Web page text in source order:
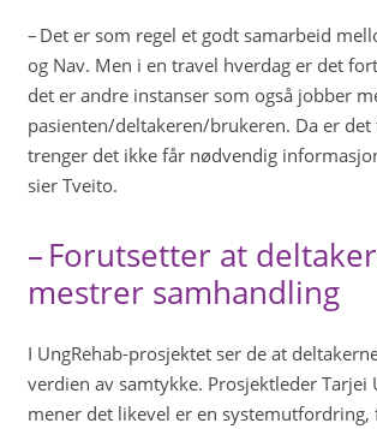
– Det er som regel et godt samarbeid
og Nav. Men i en travel hverdag er det
det er andre instanser som også jobber
pasienten/deltakeren/brukeren. Da er
trenger det ikke får nødvendig
sier Tveito.
– Forutsetter at
mestrer samhandling
I UngRehab-prosjektet ser de at
verdien av samtykke. Prosjektleder Tarjei
mener det likevel er en systemutfordring,